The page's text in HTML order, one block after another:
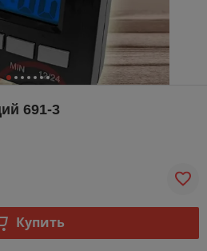
691-3
Купить